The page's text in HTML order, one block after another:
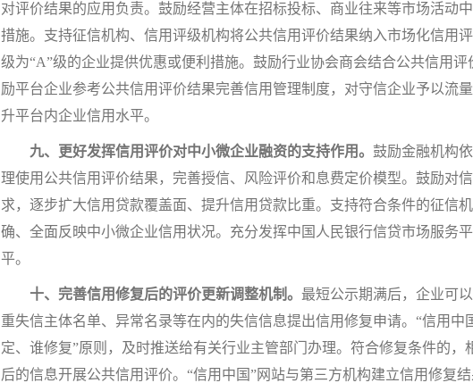
对评价结果的应用负责。鼓励经营主体在招标投标、商业往来等市场活动
措施。支持征信机构、信用评级机构将公共信用评价结果纳入市场化信用
级为“A”级的企业提供优惠或便利措施。鼓励行业协会商会结合公共信用
励平台企业参考公共信用评价结果完善信用管理制度，对守信企业予以流
升平台内企业信用水平。
九、更好发挥信用评价对中小微企业融资的支持作用。 鼓励金融机构
理使用公共信用评价结果，完善授信、风险评价和息费定价模型。鼓励对
求，逐步扩大信用贷款覆盖面、提升信用贷款比重。支持符合条件的征信
确、全面反映中小微企业信用状况。充分发挥中国人民银行信贷市场服务
平。
十、完善信用修复后的评价更新调整机制。 最短公示期满后，企业可
重失信主体名单、异常名录等在内的失信信息提出信用修复申请。“信用中
定、谁修复”原则，及时推送给有关行业主管部门办理。符合修复条件的
后的信息开展公共信用评价。“信用中国”网站与第三方机构建立信用修复